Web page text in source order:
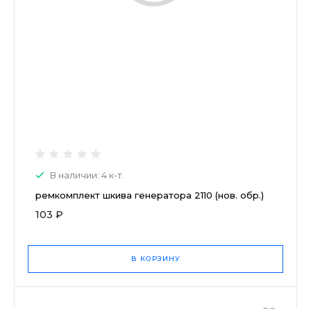
В наличии: 4 к-т.
ремкомплект шкива генератора 2110 (нов. обр.)
103 ₽
В КОРЗИНУ